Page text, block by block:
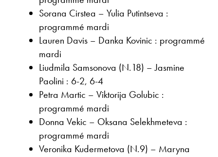
Sorana Cirstea – Yulia Putintseva :
programmé mardi
Lauren Davis – Danka Kovinic : programmé
mardi
Liudmila Samsonova (N.18) – Jasmine
Paolini : 6-2, 6-4
Petra Martic – Viktorija Golubic :
programmé mardi
Donna Vekic – Oksana Selekhmeteva :
programmé mardi
Veronika Kudermetova (N.9) – Maryna